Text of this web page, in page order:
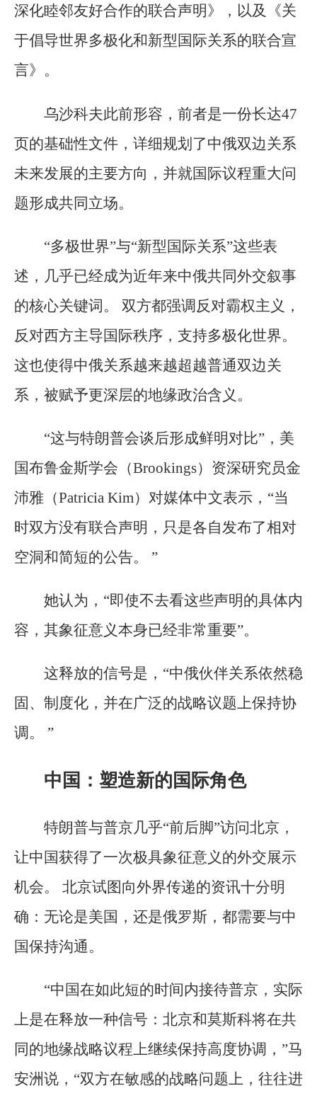
深化睦邻友好合作的联合声明》，以及《关
于倡导世界多极化和新型国际关系的联合宣
言》。
乌沙科夫此前形容，前者是一份长达47
页的基础性文件，详细规划了中俄双边关系
未来发展的主要方向，并就国际议程重大问
题形成共同立场。
“多极世界”与“新型国际关系”这些表
述，几乎已经成为近年来中俄共同外交叙事
的核心关键词。 双方都强调反对霸权主义，
反对西方主导国际秩序，支持多极化世界。
这也使得中俄关系越来越超越普通双边关
系，被赋予更深层的地缘政治含义。
“这与特朗普会谈后形成鲜明对比”，美
国布鲁金斯学会（Brookings）资深研究员金
沛雅（Patricia Kim）对媒体中文表示，“当
时双方没有联合声明，只是各自发布了相对
空洞和简短的公告。 ”
她认为，“即使不去看这些声明的具体内
容，其象征意义本身已经非常重要”。
这释放的信号是，“中俄伙伴关系依然稳
固、制度化，并在广泛的战略议题上保持协
调。 ”
中国：塑造新的国际角色
特朗普与普京几乎“前后脚”访问北京，
让中国获得了一次极具象征意义的外交展示
机会。 北京试图向外界传递的资讯十分明
确：无论是美国，还是俄罗斯，都需要与中
国保持沟通。
“中国在如此短的时间内接待普京，实际
上是在释放一种信号：北京和莫斯科将在共
同的地缘战略议程上继续保持高度协调，”马
安洲说，“双方在敏感的战略问题上，往往进